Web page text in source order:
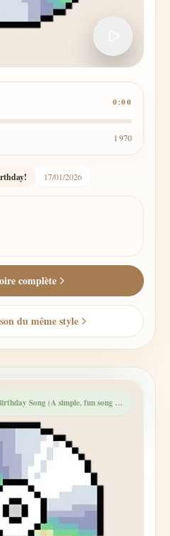
0:00
1 970
17/01/2026
complète
du même style
Birthday Song (A simple, fun song that's perfect for a birthday celebration).